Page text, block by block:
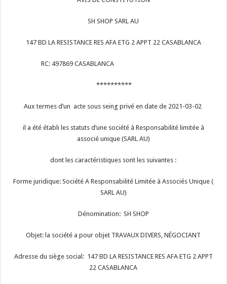
SH SHOP SARL AU
147 BD LA RESISTANCE RES AFA ETG 2 APPT 22 CASABLANCA
RC: 497869 CASABLANCA
**********
Aux termes d’un acte sous seing privé en date de 2021-03-02
il a été établi les statuts d’une société à Responsabilité limitée à
associé unique (SARL AU)
dont les caractéristiques sont les suivantes :
Forme juridique: Société A Responsabilité Limitée à Associés Unique (
SARL AU)
Dénomination: SH SHOP
Objet: la société a pour objet TRAVAUX DIVERS, NÉGOCIANT
Adresse du siège social: 147 BD LA RESISTANCE RES AFA ETG 2 APPT
22 CASABLANCA